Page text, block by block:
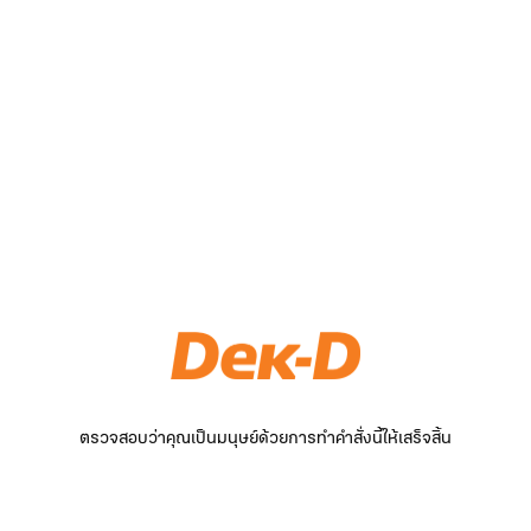
ตรวจสอบว่าคุณเป็นมนุษย์ด้วยการทำคำสั่งนี้ให้เสร็จสิ้น